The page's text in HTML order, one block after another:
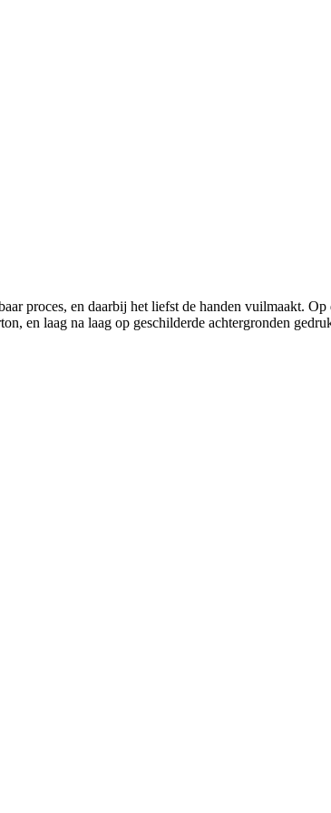
proces, en daarbij het liefst de handen vuilmaakt.
en laag na laag op geschilderde achtergronden